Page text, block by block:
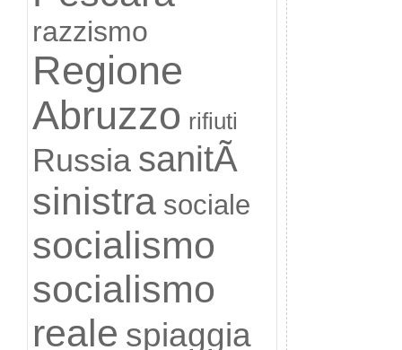
razzismo
Regione
Abruzzo rifiuti
Russia sanitÃ
sinistra sociale
socialismo
socialismo
reale spiaggia